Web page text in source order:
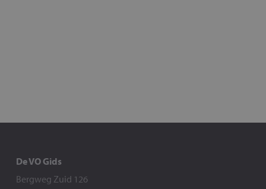
De VO Gids
Bergweg Zuid 126